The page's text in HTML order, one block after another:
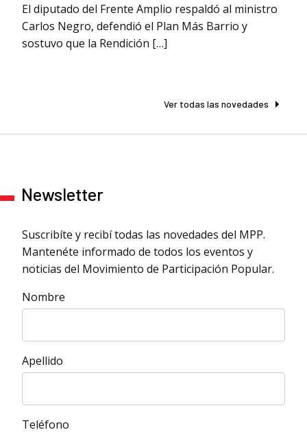
El diputado del Frente Amplio respaldó al ministro
Carlos Negro, defendió el Plan Más Barrio y
sostuvo que la Rendición […]
Ver todas las novedades
Newsletter
Suscribíte y recibí todas las novedades del MPP.
Mantenéte informado de todos los eventos y
noticias del Movimiento de Participación Popular.
Nombre
Apellido
Teléfono